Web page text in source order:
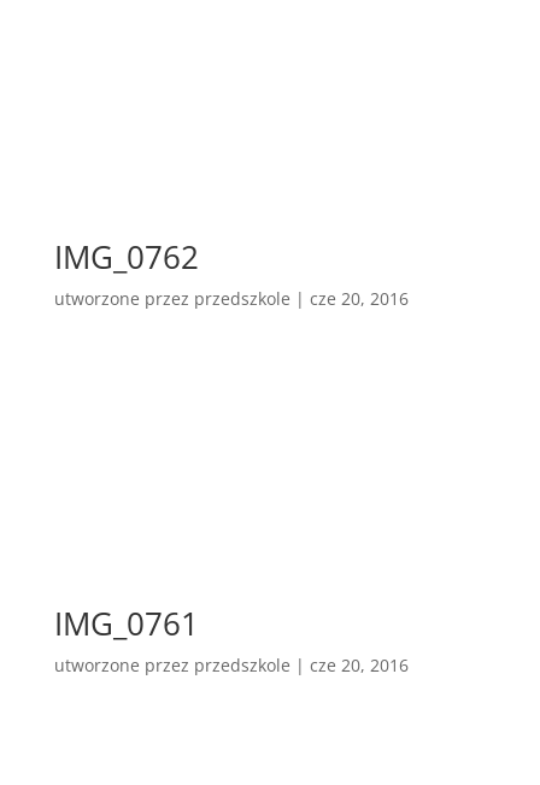
IMG_0762
utworzone przez przedszkole | cze 20, 2016
IMG_0761
utworzone przez przedszkole | cze 20, 2016